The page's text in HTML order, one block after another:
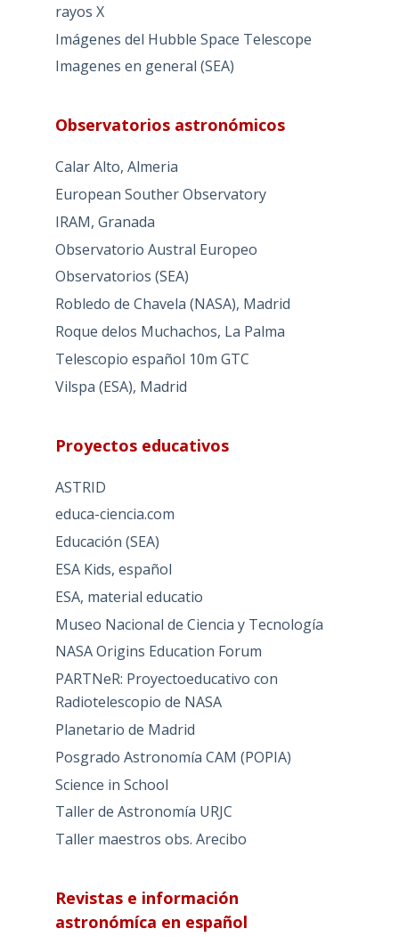
rayos X
Imágenes del Hubble Space Telescope
Imagenes en general (SEA)
Observatorios astronómicos
Calar Alto, Almeria
European Souther Observatory
IRAM, Granada
Observatorio Austral Europeo
Observatorios (SEA)
Robledo de Chavela (NASA), Madrid
Roque delos Muchachos, La Palma
Telescopio español 10m GTC
Vilspa (ESA), Madrid
Proyectos educativos
ASTRID
educa-ciencia.com
Educación (SEA)
ESA Kids, español
ESA, material educatio
Museo Nacional de Ciencia y Tecnología
NASA Origins Education Forum
PARTNeR: Proyectoeducativo con
Radiotelescopio de NASA
Planetario de Madrid
Posgrado Astronomía CAM (POPIA)
Science in School
Taller de Astronomía URJC
Taller maestros obs. Arecibo
Revistas e información
astronómíca en español